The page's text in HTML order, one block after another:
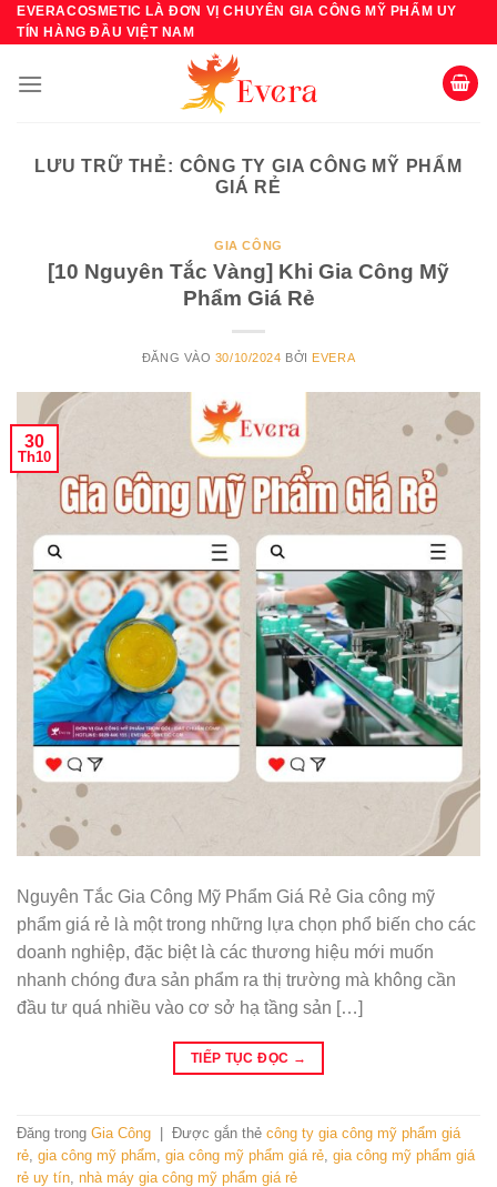
Bỏ
qua
dung
EVERACOSMETIC LÀ ĐƠN VỊ CHUYÊN GIA CÔNG MỸ PHẨM UY
TÍN HÀNG ĐẦU VIỆT NAM
LƯU TRỮ THẺ: CÔNG TY GIA CÔNG MỸ PHẨM
GIÁ RẺ
GIA CÔNG
[10 Nguyên Tắc Vàng] Khi Gia Công Mỹ
Phẩm Giá Rẻ
ĐĂNG VÀO 30/10/2024 BỞI EVERA
30
Th10
Nguyên Tắc Gia Công Mỹ Phẩm Giá Rẻ Gia công mỹ
phẩm giá rẻ là một trong những lựa chọn phổ biến cho các
doanh nghiệp, đặc biệt là các thương hiệu mới muốn
nhanh chóng đưa sản phẩm ra thị trường mà không cần
đầu tư quá nhiều vào cơ sở hạ tầng sản […]
TIẾP TỤC ĐỌC →
Đăng trong Gia Công Được gắn thẻ công ty gia công mỹ phẩm giá
rẻ gia công mỹ phẩm gia công mỹ phẩm giá rẻ gia công mỹ phẩm giá
rẻ uy tín nhà máy gia công mỹ phẩm giá rẻ